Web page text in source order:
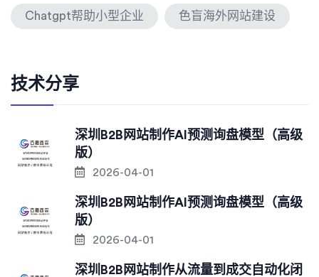
Chatgpt帮助小型企业 色盲海外网站建设
技术分享
深圳B2B网站制作AI预测询盘模型（高级
版）
2026-04-01
深圳B2B网站制作AI预测询盘模型（高级
版）
2026-04-01
深圳B2B网站制作从流量到成交自动化闭